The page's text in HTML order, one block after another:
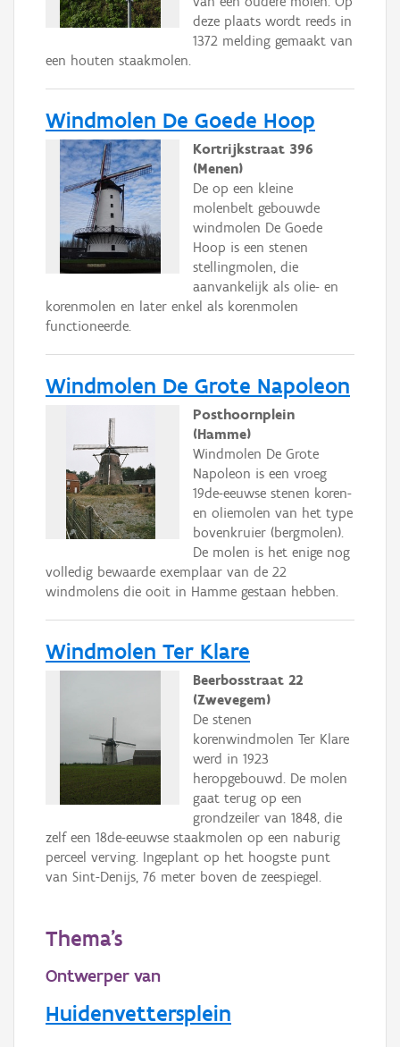
deze plaats wordt reeds in
1372 melding gemaakt van
een houten staakmolen.
Windmolen De Goede Hoop
Kortrijkstraat 396
(Menen)
De op een kleine
molenbelt gebouwde
windmolen De Goede
Hoop is een stenen
stellingmolen, die
aanvankelijk als olie- en
korenmolen en later enkel als korenmolen
functioneerde.
Windmolen De Grote Napoleon
Posthoornplein
(Hamme)
Windmolen De Grote
Napoleon is een vroeg
19de-eeuwse stenen koren-
en oliemolen van het type
bovenkruier (bergmolen).
De molen is het enige nog
volledig bewaarde exemplaar van de 22
windmolens die ooit in Hamme gestaan hebben.
Windmolen Ter Klare
Beerbosstraat 22
(Zwevegem)
De stenen
korenwindmolen Ter Klare
werd in 1923
heropgebouwd. De molen
gaat terug op een
grondzeiler van 1848, die
zelf een 18de-eeuwse staakmolen op een naburig
perceel verving. Ingeplant op het hoogste punt
van Sint-Denijs, 76 meter boven de zeespiegel.
Thema's
Ontwerper van
Huidenvettersplein